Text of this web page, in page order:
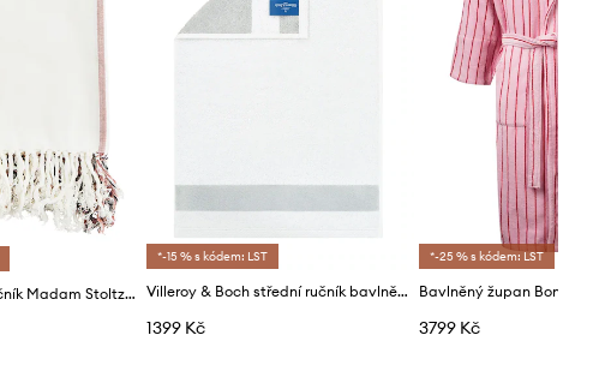
Velký bavlněný ručník Madam Stoltz 100 x 180 cm
*-15 % s kódem: LST
Villeroy & Boch střední ručník bavlněný 80 x 150 cm
1399 Kč
*-25 % s kódem: LST
3799 Kč